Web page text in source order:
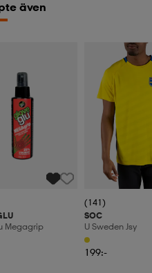
även
Megagrip
(141)
SOC
U Sweden Jsy
199:-